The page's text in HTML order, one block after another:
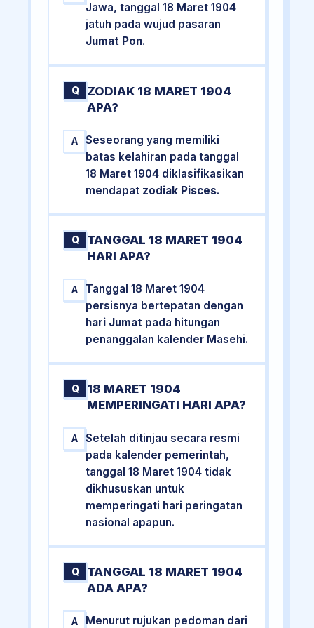
Jawa, tanggal 18 Maret 1904
jatuh pada wujud pasaran
Jumat Pon.
Q
ZODIAK 18 MARET 1904
APA?
A
Seseorang yang memiliki
batas kelahiran pada tanggal
18 Maret 1904 diklasifikasikan
mendapat zodiak Pisces.
Q
TANGGAL 18 MARET 1904
HARI APA?
A
Tanggal 18 Maret 1904
persisnya bertepatan dengan
hari Jumat pada hitungan
penanggalan kalender Masehi.
Q
18 MARET 1904
MEMPERINGATI HARI APA?
A
Setelah ditinjau secara resmi
pada kalender pemerintah,
tanggal 18 Maret 1904 tidak
dikhususkan untuk
memperingati hari peringatan
nasional apapun.
Q
TANGGAL 18 MARET 1904
ADA APA?
A
Menurut rujukan pedoman dari